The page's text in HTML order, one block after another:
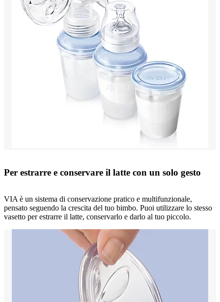
Per estrarre e conservare il latte con un solo gesto
VIA è un sistema di conservazione pratico e multifunzionale,
pensato seguendo la crescita del tuo bimbo. Puoi utilizzare lo stesso
vasetto per estrarre il latte, conservarlo e darlo al tuo piccolo.